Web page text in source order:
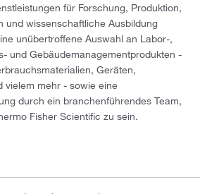
für Forschung, Produktion,
und wissenschaftliche Ausbildung
unübertroffene Auswahl an Labor-,
und Gebäudemanagementprodukten -
Geräten,
vielem mehr - sowie eine
durch ein branchenführendes Team,
Fisher Scientific zu sein.